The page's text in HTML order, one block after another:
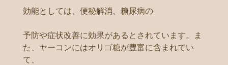
効能としては、便秘解消、糖尿病の
予防や症状改善に効果があるとされています。ま
た、ヤーコンにはオリゴ糖が豊富に含まれてい
て、